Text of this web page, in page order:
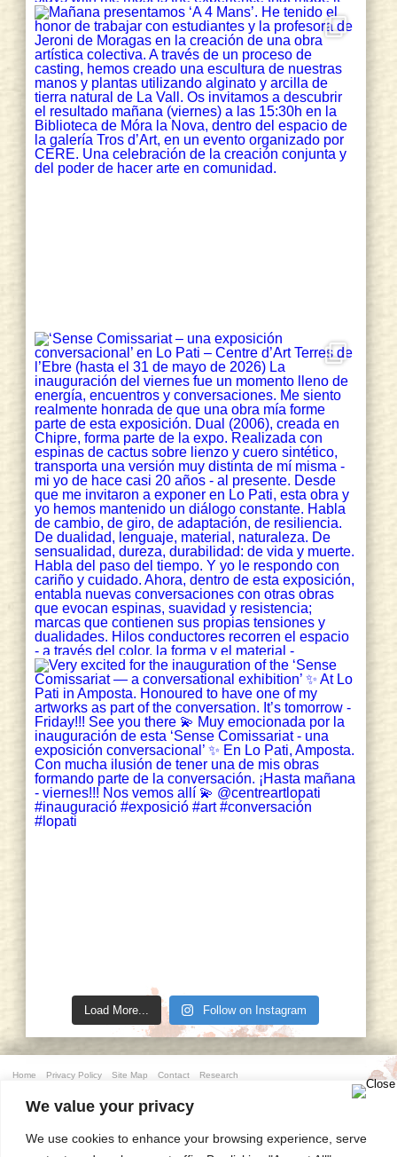
We value your privacy
We use cookies to enhance your browsing experience, serve
Load More... Follow on Instagram
Home Privacy Policy Site Map Contact Research
designed and constructed bygrish art